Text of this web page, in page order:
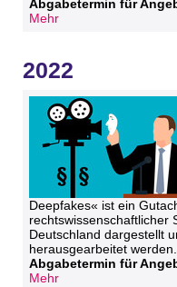
Abgabetermin für
Mehr
2022
Deepfakes« ist ein
rechtswissenschaftlicher
Deutschland dargestellt
herausgearbeitet werden.
Abgabetermin für
Mehr